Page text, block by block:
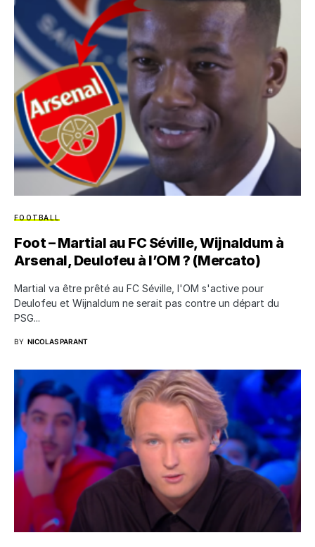
FOOTBALL
Foot – Martial au FC Séville, Wijnaldum à
Arsenal, Deulofeu à l’OM ? (Mercato)
Martial va être prêté au FC Séville, l'OM s'active pour
Deulofeu et Wijnaldum ne serait pas contre un départ du
PSG...
BY NICOLAS PARANT